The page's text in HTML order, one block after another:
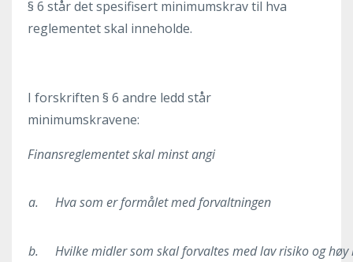
§ 6 står det spesifisert minimumskrav til hva
reglementet skal inneholde.
I forskriften § 6 andre ledd står
minimumskravene:
Finansreglementet skal minst angi
a. Hva som er formålet med forvaltningen
b. Hvilke midler som skal forvaltes med lav risiko og